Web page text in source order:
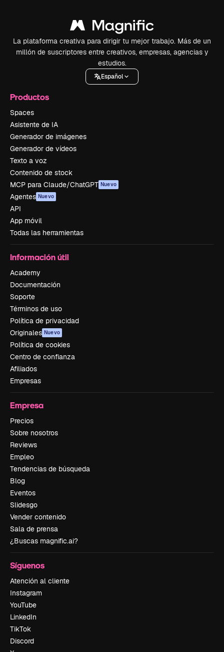
La plataforma creativa para dirigir tu mejor trabajo. Más de un
millón de suscriptores entre creativos, empresas, agencias y
estudios.
Español
Productos
Spaces
Asistente de IA
Generador de imágenes
Generador de vídeos
Texto a voz
Contenido de stock
MCP para Claude/ChatGPT Nuevo
Agentes Nuevo
API
App móvil
Todas las herramientas
Información útil
Academy
Documentación
Soporte
Términos de uso
Política de privacidad
Originales Nuevo
Política de cookies
Centro de confianza
Afiliados
Empresas
Empresa
Precios
Sobre nosotros
Reviews
Empleo
Tendencias de búsqueda
Blog
Eventos
Slidesgo
Vender contenido
Sala de prensa
¿Buscas magnific.ai?
Síguenos
Atención al cliente
Instagram
YouTube
LinkedIn
TikTok
Discord